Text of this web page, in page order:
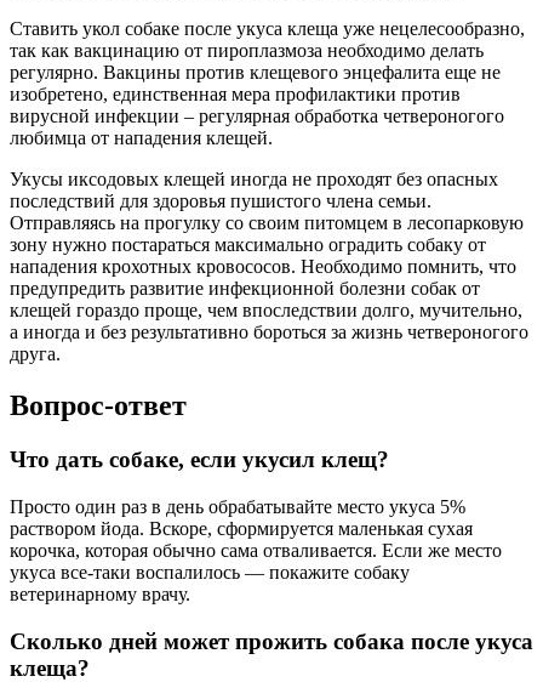
Ставить укол собаке после укуса клеща уже нецелесообразно,
так как вакцинацию от пироплазмоза необходимо делать
регулярно. Вакцины против клещевого энцефалита еще не
изобретено, единственная мера профилактики против
вирусной инфекции – регулярная обработка четвероногого
любимца от нападения клещей.
Укусы иксодовых клещей иногда не проходят без опасных
последствий для здоровья пушистого члена семьи.
Отправляясь на прогулку со своим питомцем в лесопарковую
зону нужно постараться максимально оградить собаку от
нападения крохотных кровососов. Необходимо помнить, что
предупредить развитие инфекционной болезни собак от
клещей гораздо проще, чем впоследствии долго, мучительно,
а иногда и без результативно бороться за жизнь четвероногого
друга.
Вопрос-ответ
Что дать собаке, если укусил клещ?
Просто один раз в день обрабатывайте место укуса 5%
раствором йода. Вскоре, сформируется маленькая сухая
корочка, которая обычно сама отваливается. Если же место
укуса все-таки воспалилось — покажите собаку
ветеринарному врачу.
Сколько дней может прожить собака после укуса
клеща?